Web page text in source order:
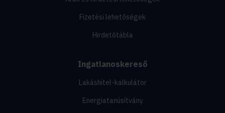
Fizetési lehetőségek
Hirdetőtábla
Ingatlanoskereső
Lakáshitel-kalkulátor
Energiatanúsítvány